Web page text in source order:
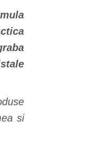
si